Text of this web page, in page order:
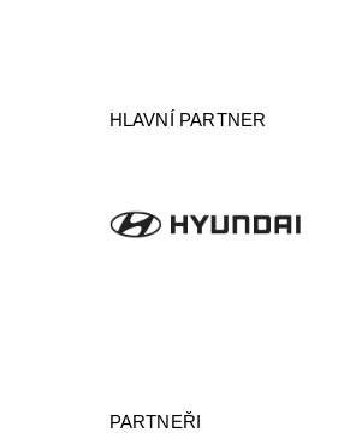
HLAVNÍ PARTNER
PARTNEŘI